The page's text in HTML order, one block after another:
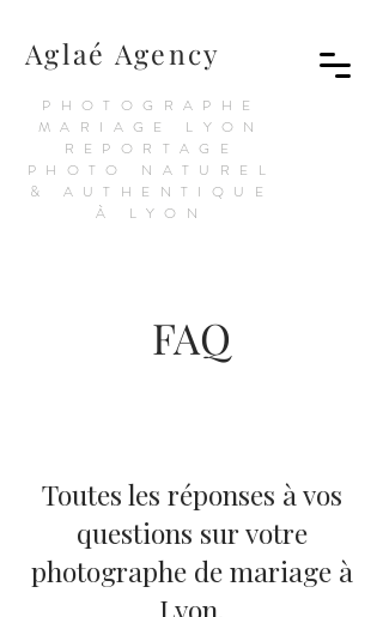
Aglaé Agency
PHOTOGRAPHE
MARIAGE LYON
REPORTAGE
PHOTO NATUREL
& AUTHENTIQUE
À LYON
FAQ
Toutes les réponses à vos
questions sur votre
photographe de mariage à
Lyon.